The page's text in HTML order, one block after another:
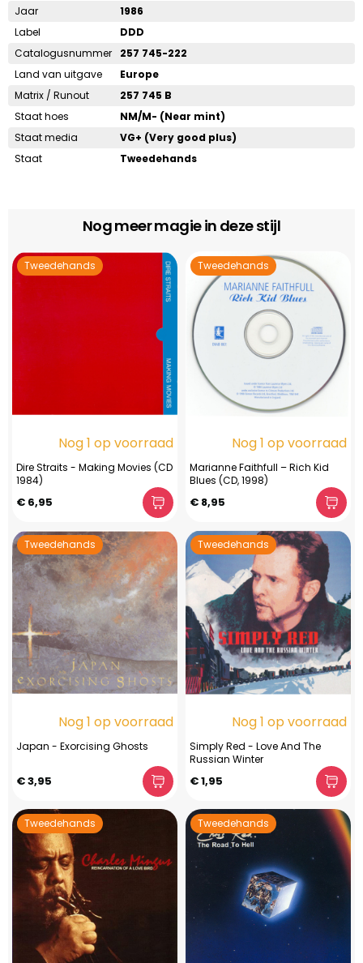
Jaar
1986
Label
DDD
Catalogusnummer
257 745-222
Land van uitgave
Europe
Matrix / Runout
257 745 B
Staat hoes
NM/M- (Near mint)
Staat media
VG+ (Very good plus)
Staat
Tweedehands
Nog meer magie in deze stijl
Tweedehands
Nog 1 op voorraad
Dire Straits - Making Movies (CD
1984)
€ 6,95
Tweedehands
Nog 1 op voorraad
Marianne Faithfull – Rich Kid
Blues (CD, 1998)
€ 8,95
Tweedehands
Nog 1 op voorraad
Japan - Exorcising Ghosts
€ 3,95
Tweedehands
Nog 1 op voorraad
Simply Red - Love And The
Russian Winter
€ 1,95
Tweedehands Tweedehands